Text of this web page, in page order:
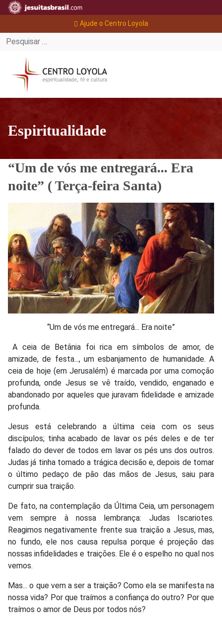
Ajude o Centro Loyola
Espiritualidade
“Um de vós me entregará... Era
noite” ( Terça-feira Santa)
“Um de vós me entregará... Era noite”
A ceia de Betânia foi rica em símbolos de amor, de
amizade, de festa..., um esbanjamento de humanidade. A
ceia de hoje (em Jerusalém) é marcada por uma comoção
profunda, onde Jesus se vê traído, vendido, enganado e
abandonado por aqueles que juravam fidelidade e amizade
profunda.
Jesus está celebrando a última ceia com os seus
discípulos; tinha acabado de lavar os pés deles e de ter
falado do dever de todos em lavar os pés uns dos outros.
Judas já tinha tomado a trágica decisão e, depois de tomar
o último pedaço de pão das mãos de Jesus, saiu para
cumprir sua traição.
De fato, na contemplação da Última Ceia, um personagem
vem sempre à nossa lembrança: Judas Iscariotes.
Reagimos negativamente frente sua traição a Jesus, mas,
no fundo, ele nos causa repulsa porque é projeção das
nossas infidelidades e traições. Ele é o espelho no qual nos
vemos.
Mas... o que vem a ser a traição? Como ela se manifesta na
nossa vida? Por que traímos a confiança do outro? Por que
traímos o amor de Deus por todos nós?